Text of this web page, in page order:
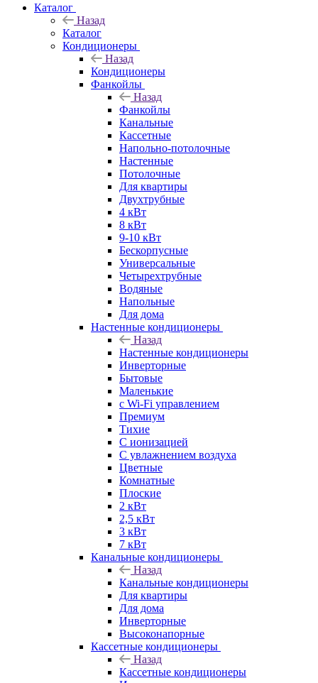
Каталог
Назад
Каталог
Кондиционеры
Назад
Кондиционеры
Фанкойлы
Назад
Фанкойлы
Канальные
Кассетные
Напольно-потолочные
Настенные
Потолочные
Для квартиры
Двухтрубные
4 кВт
8 кВт
9-10 кВт
Бескорпусные
Универсальные
Четырехтрубные
Водяные
Напольные
Для дома
Настенные кондиционеры
Назад
Настенные кондиционеры
Инверторные
Бытовые
Маленькие
с Wi-Fi управлением
Премиум
Тихие
С ионизацией
С увлажнением воздуха
Цветные
Комнатные
Плоские
2 кВт
2,5 кВт
3 кВт
7 кВт
Канальные кондиционеры
Назад
Канальные кондиционеры
Для квартиры
Для дома
Инверторные
Высоконапорные
Кассетные кондиционеры
Назад
Кассетные кондиционеры